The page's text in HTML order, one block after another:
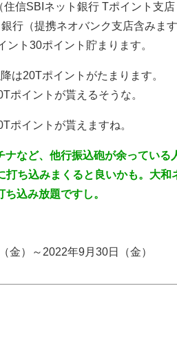
信SBIネット銀行 Tポイント支
行（提携ネオバンク支店含みま
ント30ポイント貯まります。
は20Tポイントがたまります。
ポイントが貰えるそうな。
ポイントが貰えますね。
ナなど、他行振込砲が余ってい
打ち込みまくると良いかも。大和
込み放題ですし。
金）～2022年9月30日（金）